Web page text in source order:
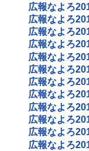
広報なよろ
広報なよろ
広報なよろ
広報なよろ
広報なよろ
広報なよろ
広報なよろ
広報なよろ
広報なよろ
広報なよろ
広報なよろ
広報なよろ